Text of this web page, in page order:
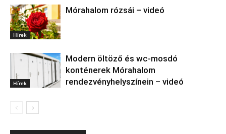
Hírek
Mórahalom rózsái – videó
Hírek
Modern öltöző és wc-mosdó
konténerek Mórahalom
rendezvényhelyszínein – videó